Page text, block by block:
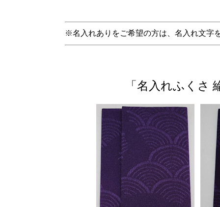
※名入れありをご希望の方は、名入れ文字
「名入れふくさ